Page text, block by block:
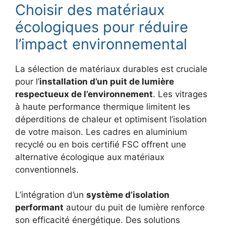
Choisir des matériaux
écologiques pour réduire
l’impact environnemental
La sélection de matériaux durables est cruciale
pour l’installation d’un puit de lumière
respectueux de l’environnement. Les vitrages
à haute performance thermique limitent les
déperditions de chaleur et optimisent l’isolation
de votre maison. Les cadres en aluminium
recyclé ou en bois certifié FSC offrent une
alternative écologique aux matériaux
conventionnels.
L’intégration d’un système d’isolation
performant autour du puit de lumière renforce
son efficacité énergétique. Des solutions